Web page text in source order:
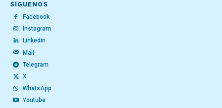
SÍGUENOS
Facebook
Instagram
Linkedin
Mail
Telegram
X
WhatsApp
Youtube